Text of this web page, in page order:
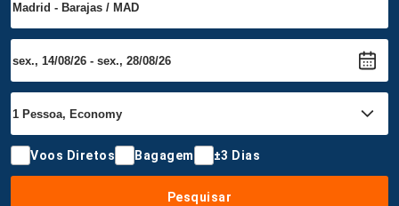
Voos Diretos Bagagem ±3 Dias
Pesquisar